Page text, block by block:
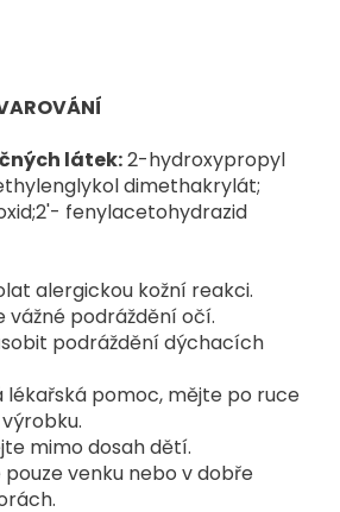
látek:2-hydroxypropyl
dimethakrylát;
fenylacetohydrazid
alergickou kožní reakci.
vážné podráždění očí.
podráždění dýchacích
pomoc, mějte po ruce
mimo dosah dětí.
venku nebo v dobře